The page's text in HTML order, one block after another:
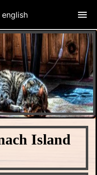
Island